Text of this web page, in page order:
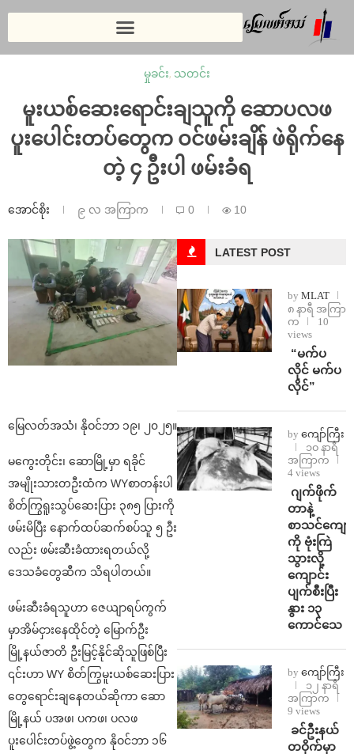
မှုခင်း, သတင်း
မူးယစ်ဆေးရောင်းချသူကို ဆောပလဖ
ပူးပေါင်းတပ်တွေက ဝင်ဖမ်းချိန် ဖဲရိုက်နေ
တဲ့ ၄ ဦးပါ ဖမ်းခံရ
အောင်စိုး ၉ လ အကြာက 0 10
မြေလတ်အသံ၊ နိုဝင်ဘာ ၁၉၊ ၂၀၂၅။
မကွေးတိုင်း၊ ဆောမြို့မှာ ရခိုင်
အမျိုးသားတဦးထံက WYစာတန်းပါ
စိတ်ကြွရူးသွပ်ဆေးပြား ၃၈၅ ပြားကို
ဖမ်းမိပြီး နောက်ထပ်ဆက်စပ်သူ ၅ ဦး
လည်း ဖမ်းဆီးခံထားရတယ်လို့
ဒေသခံတွေဆီက သိရပါတယ်။
ဖမ်းဆီးခံရသူဟာ ဇေယျာရပ်ကွက်
မှာအိမ်ငှားနေထိုင်တဲ့ မြောက်ဦး
မြို့နယ်ဇာတိ ဦးမြင့်နိုင်ဆိုသူဖြစ်ပြီး
၎င်းဟာ WY စိတ်ကြွမူးယစ်ဆေးပြား
တွေရောင်းချနေတယ်ဆိုကာ ဆော
မြို့နယ် ပအဖ၊ ပကဖ၊ ပလဖ
ပူးပေါင်းတပ်ဖွဲ့တွေက နိုဝင်ဘာ ၁၆
LATEST POST
by MLAT
၈ နာရီ အကြာ
က
10
views
⁨ ⁨“မက်ပ
လိုင် မက်ပ
လိုင်”
by ကျော်ကြီး
၁၀ နာရီ
အကြာက
4 views
⁨⁩ ⁨ဂျက်ဖိုက်
တာနဲ့
စာသင်ကျော
ကို ဗုံးကြဲ
သွားလို့
ကျောင်း
ပျက်စီးပြီး
နွား ၁၃
ကောင်သေ
by ကျော်ကြီး
၁၂ နာရီ
အကြာက
9 views
⁩ ⁨ခင်ဦးနယ်
တဝိုက်မှာ